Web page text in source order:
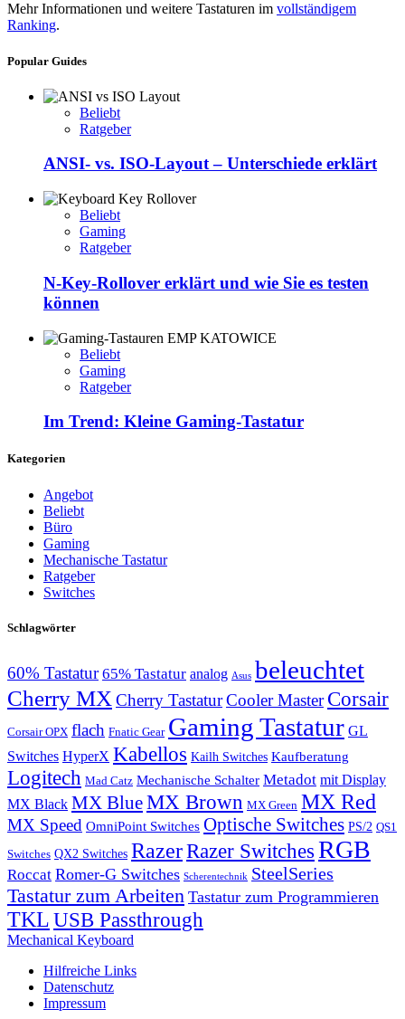
Mehr Informationen und weitere Tastaturen im vollständigem
Ranking.
Popular Guides
Beliebt
Ratgeber
ANSI- vs. ISO-Layout – Unterschiede erklärt
Beliebt
Gaming
Ratgeber
N-Key-Rollover erklärt und wie Sie es testen
können
Beliebt
Gaming
Ratgeber
Im Trend: Kleine Gaming-Tastatur
Kategorien
Angebot
Beliebt
Büro
Gaming
Mechanische Tastatur
Ratgeber
Switches
Schlagwörter
60% Tastatur 65% Tastatur analog Asus beleuchtet
Cherry MXCherry TastaturCooler Master Corsair
Corsair OPX flach Fnatic Gear Gaming Tastatur GL
Switches HyperX Kabellos Kailh Switches Kaufberatung
Logitech Mad Catz Mechanische Schalter Metadot mit Display
MX Black MX BlueMX Brown MX Green MX Red
MX Speed OmniPoint Switches Optische Switches PS/2 QS1
Switches QX2 Switches RazerRazer SwitchesRGB
Roccat Romer-G Switches Scherentechnik SteelSeries
Tastatur zum Arbeiten Tastatur zum Programmieren
TKLUSB Passthrough
Mechanical Keyboard
Hilfreiche Links
Datenschutz
Impressum